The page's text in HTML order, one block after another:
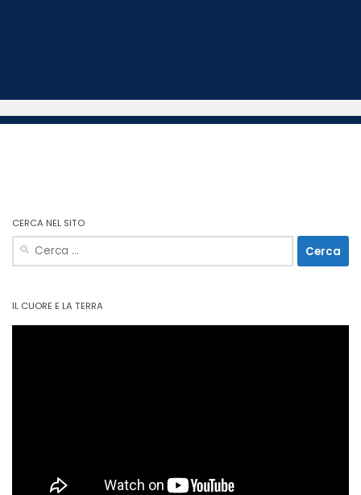
CERCA NEL SITO
Ricerca
per:
IL CUORE E LA TERRA